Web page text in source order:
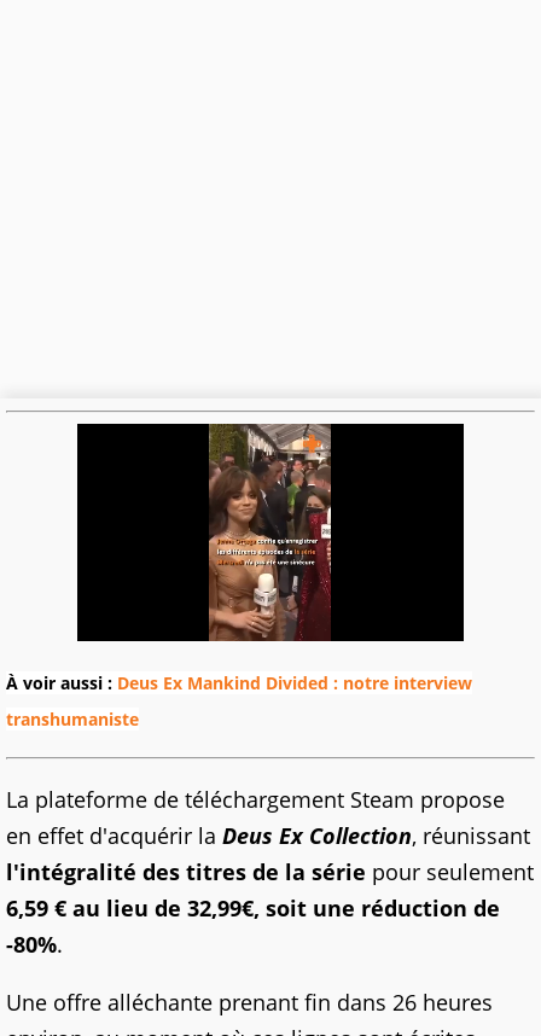
À voir aussi : Deus Ex Mankind Divided : notre interview
transhumaniste
La plateforme de téléchargement Steam propose
en effet d'acquérir la Deus Ex Collection, réunissant
l'intégralité des titres de la série pour seulement
6,59 € au lieu de 32,99€, soit une réduction de
-80%.
Une offre alléchante prenant fin dans 26 heures